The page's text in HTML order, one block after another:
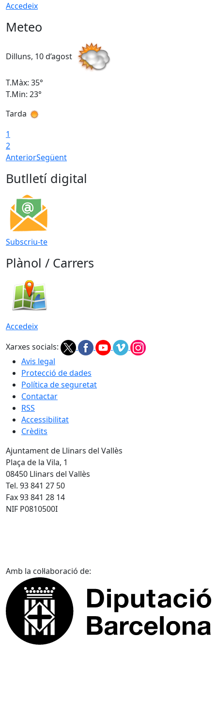
Accedeix
Meteo
Dilluns, 10 d’agost
T.Màx: 35°
T.Min: 23°
Tarda
1
2
AnteriorSegüent
Butlletí digital
Subscriu-te
Plànol / Carrers
Accedeix
Xarxes socials:
Avis legal
Protecció de dades
Política de seguretat
Contactar
RSS
Accessibilitat
Crèdits
Ajuntament de Llinars del Vallès
Plaça de la Vila, 1
08450 Llinars del Vallès
Tel. 93 841 27 50
Fax 93 841 28 14
NIF P0810500I
Amb la col·laboració de: